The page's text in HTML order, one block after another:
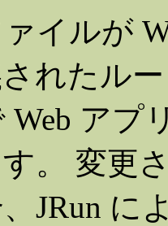
イルが
れたル
Web アプ
。 変更
JRun に